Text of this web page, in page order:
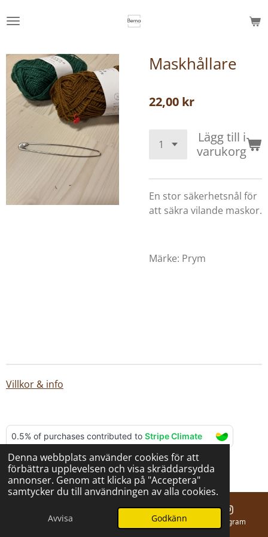
Denna webbplats använder cookies för att
förbättra upplevelsen och visa skräddarsydda
annonser. Genom att klicka på "Acceptera"
samtycker du till användningen av alla cookies.
Avvisa Godkänn
till
Maskhållare
22,00 kr
Lägg till i
varukorg
En stor säkerhetsnål för
att säkra vilande maskor.
Märke: Prym
Villkor & info
© 2025 - 2026 BERNA hantverk
Drivs avWebador
Karta Instagram